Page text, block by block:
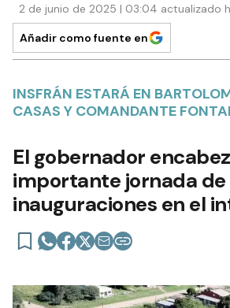
2 de junio de 2025 | 03:04 actualizado
Añadir como fuente en
INSFRÁN ESTARÁ EN
CASAS Y COMANDANTE
El gobernador
importante jornada de
inauguraciones en el